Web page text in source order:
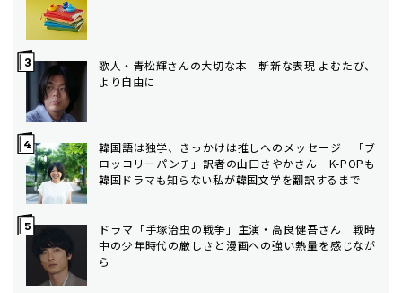
歌人・青松輝さんの大切な本 斬新な表現 よむたび、
より自由に
韓国語は独学、きっかけは推しへのメッセージ 「ブ
ロッコリーパンチ」訳者の山口さやかさん K-POPも
韓国ドラマも知らない私が韓国文学を翻訳するまで
ドラマ「手塚治虫の戦争」主演・高良健吾さん 戦時
中の少年時代の厳しさと漫画への強い熱量を感じなが
ら